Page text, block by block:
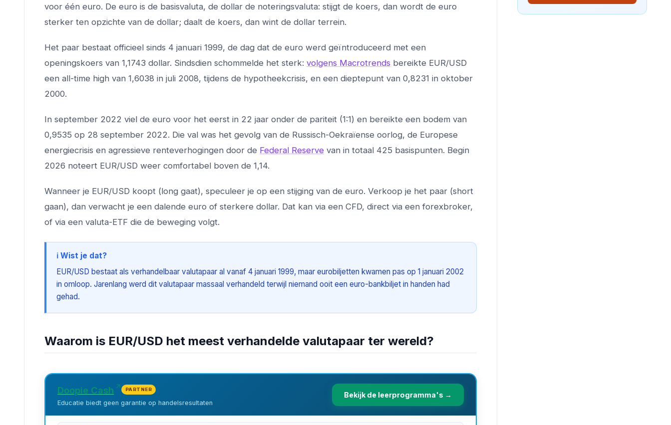
voor één euro. De euro is de basisvaluta, de dollar de noteringsvaluta: stijgt de koers, dan wordt de euro
sterker ten opzichte van de dollar; daalt de koers, dan wint de dollar terrein.
Het paar bestaat officieel sinds 4 januari 1999, de dag dat de euro werd geïntroduceerd met een
openingskoers van 1,1743 dollar. Sindsdien schommelde het sterk: volgens Macrotrends bereikte EUR/USD
een all-time high van 1,6038 in juli 2008, tijdens de hypotheekcrisis, en een dieptepunt van 0,8231 in oktober
2000.
In september 2022 viel de euro voor het eerst in 22 jaar onder de pariteit (1:1) en bereikte een bodem van
0,9535 op 28 september 2022. Die val was het gevolg van de Russisch-Oekraïense oorlog, de Europese
energiecrisis en agressieve renteverhogingen door de Federal Reserve van in totaal 425 basispunten. Begin
2026 noteert EUR/USD weer comfortabel boven de 1,14.
Wanneer je EUR/USD koopt (long gaat), speculeer je op een stijging van de euro. Verkoop je het paar (short
gaan), dan verwacht je een dalende euro of sterkere dollar. Dat kan via een CFD, direct via een forexbroker,
of via een valuta-ETF die de beweging volgt.
ℹ️ Wist je dat?
EUR/USD bestaat als verhandelbaar valutapaar al vanaf 4 januari 1999, maar eurobiljetten kwamen pas op 1 januari 2002
in omloop. Jarenlang werd dit valutapaar massaal verhandeld terwijl niemand ooit een euro-bankbiljet in handen had
gehad.
Waarom is EUR/USD het meest verhandelde valutapaar ter wereld?
Doopie Cash PARTNER
Educatie biedt geen garantie op handelsresultaten
Bekijk de leerprogramma's →